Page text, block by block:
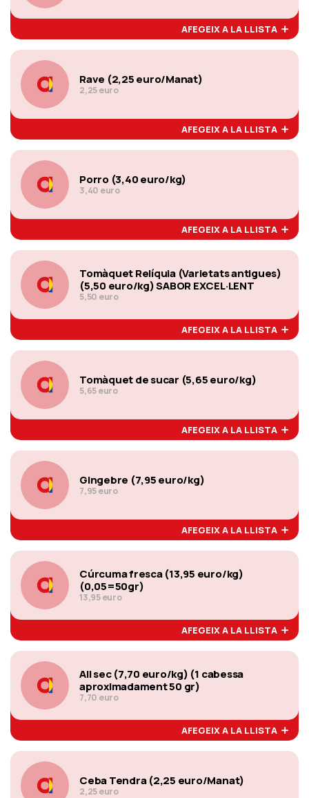
AFEGEIX A LA LLISTA
Rave (2,25 euro/Manat)
2,25 euro
AFEGEIX A LA LLISTA
Porro (3,40 euro/kg)
3,40 euro
AFEGEIX A LA LLISTA
Tomàquet Relíquia (Varietats antigues)
(5,50 euro/kg) SABOR EXCEL·LENT
5,50 euro
AFEGEIX A LA LLISTA
Tomàquet de sucar (5,65 euro/kg)
5,65 euro
AFEGEIX A LA LLISTA
Gingebre (7,95 euro/kg)
7,95 euro
AFEGEIX A LA LLISTA
Cúrcuma fresca (13,95 euro/kg)
(0,05=50gr)
13,95 euro
AFEGEIX A LA LLISTA
All sec (7,70 euro/kg) (1 cabessa
aproximadament 50 gr)
7,70 euro
AFEGEIX A LA LLISTA
Ceba Tendra (2,25 euro/Manat)
2,25 euro